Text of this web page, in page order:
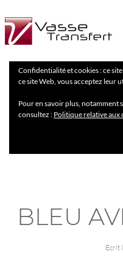
Confidentialité et cookies : ce
ce site Web, vous acceptez leur
Pour en savoir plus, notamment
consultez : Politique relative aux
BLEU
Écrit